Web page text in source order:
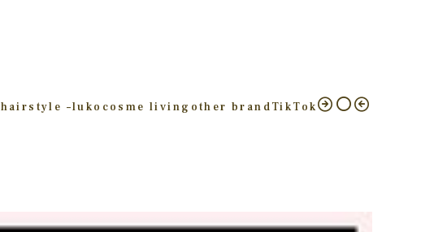
hairstyle –luko cosme living other brandTikTok